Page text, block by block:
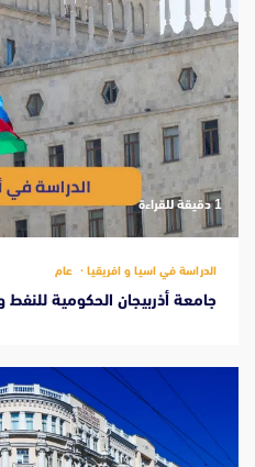
‫1 دقيقة للقراءة
الدراسة في اسيا و افريقيا عام
جامعة أذربيجان الحكومية للنفط